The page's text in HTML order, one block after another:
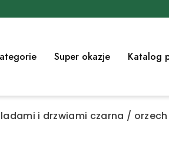
Super okazje Katalog
i drzwiami czarna / orzech